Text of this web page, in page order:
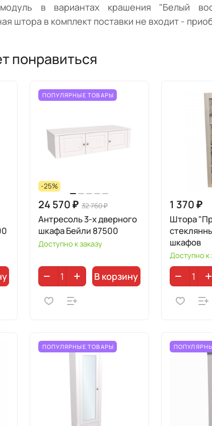
в вариантах крашения "Белый
штора в комплект поставки не входит -
понравиться
ПОПУЛЯРНЫЕ ТОВАРЫ
-25%
24 570 ₽ 32 760 ₽
Антресоль 3-х дверного
шкафа Бейли 87500
Доступно к заказу
В корзину
1 370 ₽
Штора
шкафов
Доступно к
ПОПУЛЯРНЫЕ ТОВАРЫ